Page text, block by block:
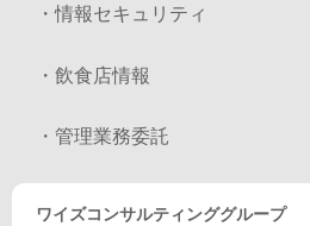
・情報セキュリティ
・飲食店情報
・管理業務委託
ワイズコンサルティンググループ